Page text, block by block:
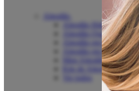
Algodão
Algodão Hidrófilo
Algodão Quadrado
Algodão em Bolas
Algodão em Disco
Mini Algodão Quadrado
Kits de Algodão